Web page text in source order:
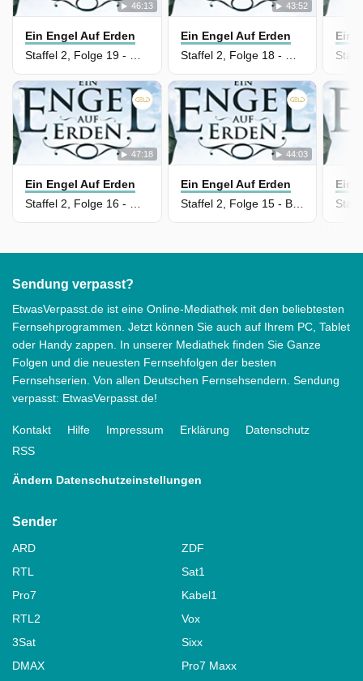
46:13
Ein Engel Auf Erden
Staffel 2, Folge 19 - Ost-West ist eine Himmelsrichtung
43:52
Ein Engel Auf Erden
Staffel 2, Folge 18 - Die Freude kann enden in Leid
47:18
Ein Engel Auf Erden
44:03
Ein Engel Auf Erden
Staffel 2, Folge 15 - Bis dass der Tod euch scheidet
Ein
Ein
Sendung verpasst?
EtwasVerpasst.de ist eine Online-Mediathek mit den beliebtesten
Fernsehprogrammen. Jetzt können Sie auch auf Ihrem PC, Tablet
oder Handy zappen. In unserer Mediathek finden Sie Ganze
Folgen und die neuesten Fernsehfolgen der besten
Fernsehserien. Von allen Deutschen Fernsehsendern. Sendung
verpasst: EtwasVerpasst.de!
Kontakt Hilfe Impressum Erklärung
Datenschutz
RSS
Ändern Datenschutzeinstellungen
Sender
ARD
ZDF
RTL
Sat1
Pro7
Kabel1
RTL2
Vox
3Sat
Sixx
DMAX
Pro7 Maxx